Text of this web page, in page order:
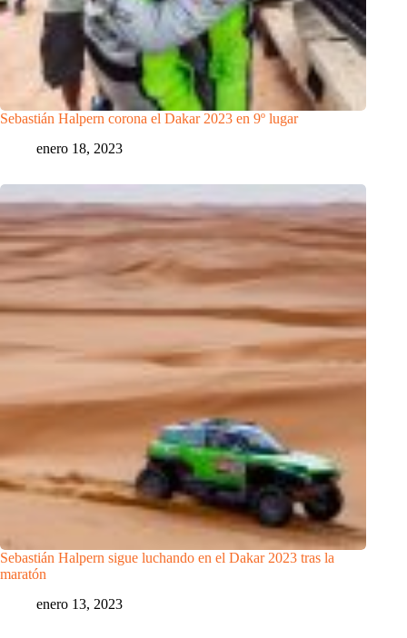
Sebastián Halpern corona el Dakar 2023 en 9º lugar
enero 18, 2023
Sebastián Halpern sigue luchando en el Dakar 2023 tras la
maratón
enero 13, 2023